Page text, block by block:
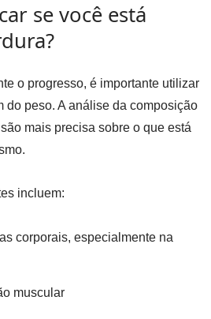
se você está
o progresso, é importante utilizar
do peso. A análise da composição
mais precisa sobre o que está
incluem:
corporais, especialmente na
muscular